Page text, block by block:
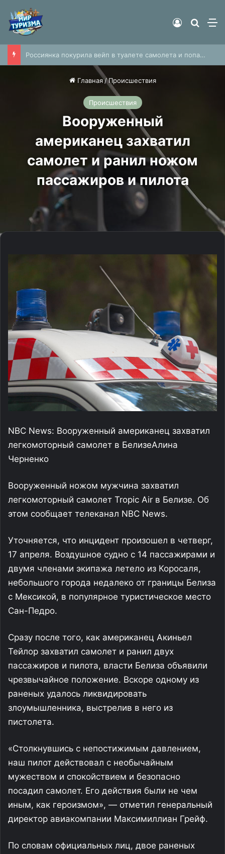
Найти
Войти
Россиянка покурила вейп в туалете самолета и попалась членам экипажа
Главная/Происшествия
Происшествия
Вооруженный
американец захватил
самолет и ранил ножом
пассажиров и пилота
NBC News: Вооруженный американец захватил
легкомоторный самолет в БелизеАлина
Черненко
Вооруженный ножом мужчина захватил
легкомоторный самолет Tropic Air в Белизе. Об
этом сообщает телеканал NBC News.
Уточняется, что инцидент произошел в четверг,
17 апреля. Воздушное судно с 14 пассажирами и
двумя членами экипажа летело из Коросаля,
небольшого города недалеко от границы Белиза
с Мексикой, в популярное туристическое место
Сан-Педро.
Сразу после того, как американец Акиньел
Тейлор захватил самолет и ранил двух
пассажиров и пилота, власти Белиза объявили
чрезвычайное положение. Вскоре одному из
раненых удалось ликвидировать
злоумышленника, выстрелив в него из
пистолета.
«Столкнувшись с непостижимым давлением,
наш пилот действовал с необычайным
мужеством и спокойствием и безопасно
посадил самолет. Его действия были не чем
иным, как героизмом», — отметил генеральный
директор авиакомпании Максимиллиан Грейф.
По словам официальных лиц, двое раненых